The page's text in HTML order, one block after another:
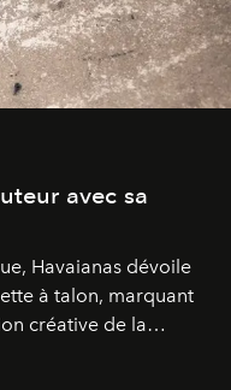
avec sa
Havaianas dévoile
à talon, marquant
créative de la